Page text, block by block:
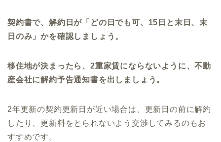
契約書で、解約日が「どの日でも可、15日と末日、末
日のみ」かを確認しましょう。
移住地が決まったら、2重家賃にならないように、不動
産会社に解約予告通知書を出しましょう。
2年更新の契約更新日が近い場合は、更新日の前に解約
したり、更新料をとられないよう交渉してみるのもお
すすめです。